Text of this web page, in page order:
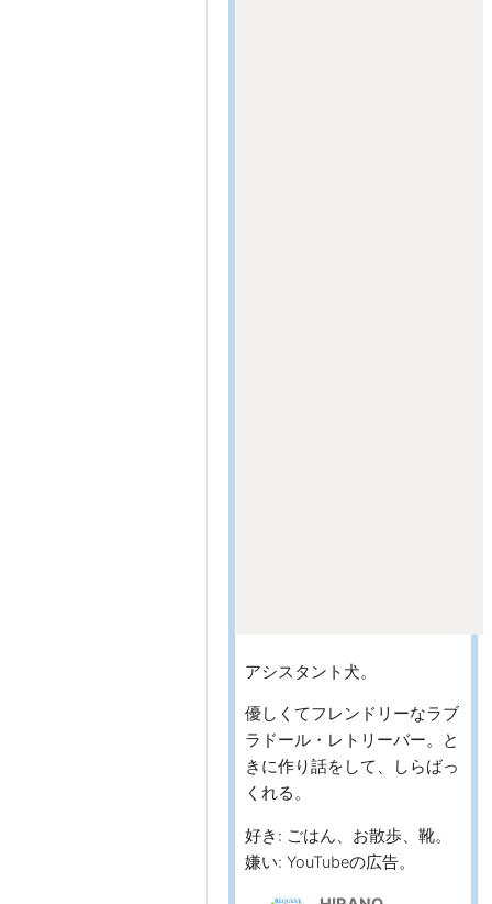
アシスタント犬。
優しくてフレンドリーなラブ
ラドール・レトリーバー。と
きに作り話をして、しらばっ
くれる。
好き: ごはん、お散歩、靴。
嫌い: YouTubeの広告。